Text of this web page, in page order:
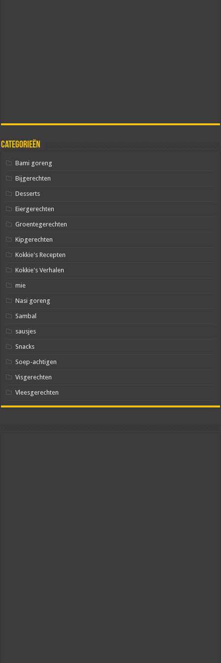
Categorieën
Bami goreng
Bijgerechten
Desserts
Eiergerechten
Groentegerechten
Kipgerechten
Kokkie's Recepten
Kokkie's Verhalen
mie
Nasi goreng
Sambal
sausjes
Snacks
Soep-achtigen
Visgerechten
Vleesgerechten